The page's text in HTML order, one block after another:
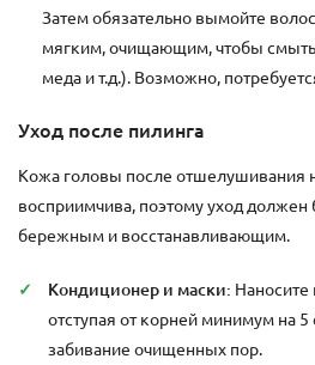
Затем обязательно вымойте
мягким, очищающим, чтобы смыть
меда и т.д.). Возможно,
Уход после пилинга
Кожа головы после отшелушивания
восприимчива, поэтому уход
бережным и восстанавливающим.
Кондиционер и маски: Наносите
отступая от корней минимум на 5
забивание очищенных пор.